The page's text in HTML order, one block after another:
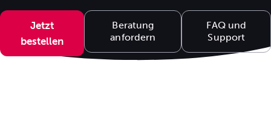
Jetzt
bestellen
Beratung
anfordern
FAQ und
Support